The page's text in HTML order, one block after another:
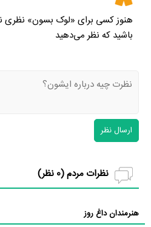
هنوز کسی برای «لوک بسون» نظری
باشید که نظر می‌دهید
ارسال نظر
نظرات مردم (0 نظر)
هنرمندان داغ روز